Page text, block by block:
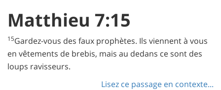
Matthieu 7:15
15Gardez-vous des faux prophètes. Ils viennent à vous
en vêtements de brebis, mais au dedans ce sont des
loups ravisseurs.
Lisez ce passage en contexte...